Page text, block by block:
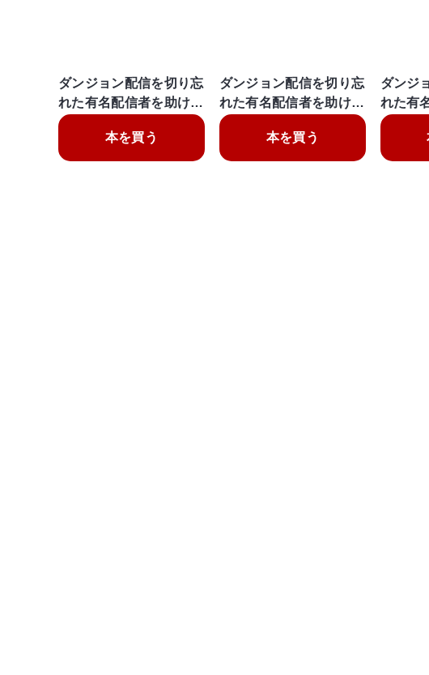
ダンジョン配信を切り忘
れた有名配信者を助け…
本を買う
ダンジョン配信を切り忘
れた有名配信者を助け…
本を買う
ダンジ
れた有